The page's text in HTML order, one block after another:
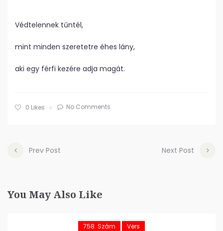
Védtelennek tűntél,
mint minden szeretetre éhes lány,
aki egy férfi kezére adja magát.
0 Likes No Comments
Prev Post Next Post
You May Also Like
758. Szám Vers